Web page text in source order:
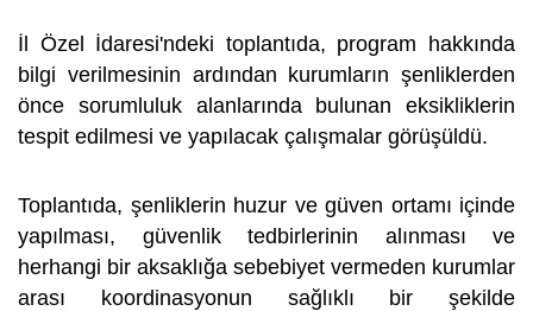
İl Özel İdaresi'ndeki toplantıda, program hakkında
bilgi verilmesinin ardından kurumların şenliklerden
önce sorumluluk alanlarında bulunan eksikliklerin
tespit edilmesi ve yapılacak çalışmalar görüşüldü.
Toplantıda, şenliklerin huzur ve güven ortamı içinde
yapılması, güvenlik tedbirlerinin alınması ve
herhangi bir aksaklığa sebebiyet vermeden kurumlar
arası koordinasyonun sağlıklı bir şekilde